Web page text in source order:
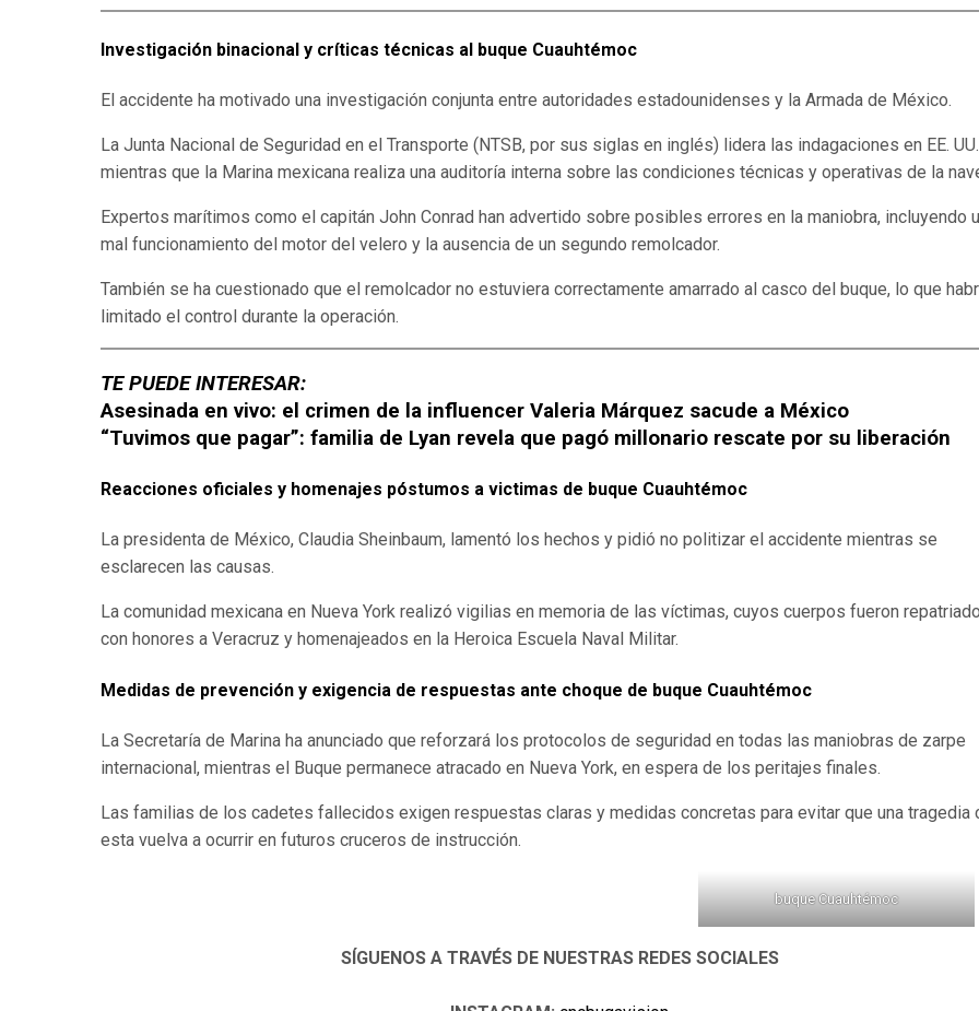
Investigación binacional y críticas técnicas al buque Cuauhtémoc
El accidente ha motivado una investigación conjunta entre autoridades estadounidenses y la Armada de México.
La Junta Nacional de Seguridad en el Transporte (NTSB, por sus siglas en inglés) lidera las indagaciones en EE.
mientras que la Marina mexicana realiza una auditoría interna sobre las condiciones técnicas y operativas de la
Expertos marítimos como el capitán John Conrad han advertido sobre posibles errores en la maniobra, incluyendo
mal funcionamiento del motor del velero y la ausencia de un segundo remolcador.
También se ha cuestionado que el remolcador no estuviera correctamente amarrado al casco del buque, lo que
limitado el control durante la operación.
TE PUEDE INTERESAR:
Asesinada en vivo: el crimen de la influencer Valeria Márquez sacude a México
“Tuvimos que pagar”: familia de Lyan revela que pagó millonario rescate por su liberación
Reacciones oficiales y homenajes póstumos a victimas de buque Cuauhtémoc
La presidenta de México, Claudia Sheinbaum, lamentó los hechos y pidió no politizar el accidente mientras se
esclarecen las causas.
La comunidad mexicana en Nueva York realizó vigilias en memoria de las víctimas, cuyos cuerpos fueron
con honores a Veracruz y homenajeados en la Heroica Escuela Naval Militar.
Medidas de prevención y exigencia de respuestas ante choque de buque Cuauhtémoc
La Secretaría de Marina ha anunciado que reforzará los protocolos de seguridad en todas las maniobras de zarpe
internacional, mientras el Buque permanece atracado en Nueva York, en espera de los peritajes finales.
Las familias de los cadetes fallecidos exigen respuestas claras y medidas concretas para evitar que una tragedia
esta vuelva a ocurrir en futuros cruceros de instrucción.
buque Cuauhtémoc
SÍGUENOS A TRAVÉS DE NUESTRAS REDES SOCIALES